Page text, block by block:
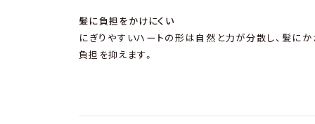
髪に負担をかけにくい
にぎりやすいハートの形は自然と力が分散し、髪に
負担を抑えます。